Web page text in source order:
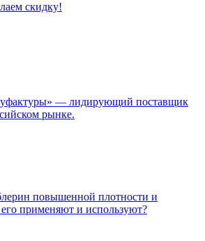
скидку!
— лидирующий поставщик
рынке.
повышенной плотности и
его применяют и используют?